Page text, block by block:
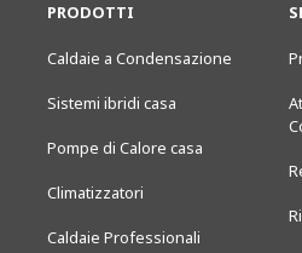
PRODOTTI
Caldaie a Condensazione
Sistemi ibridi casa
Pompe di Calore casa
Climatizzatori
Caldaie Professionali